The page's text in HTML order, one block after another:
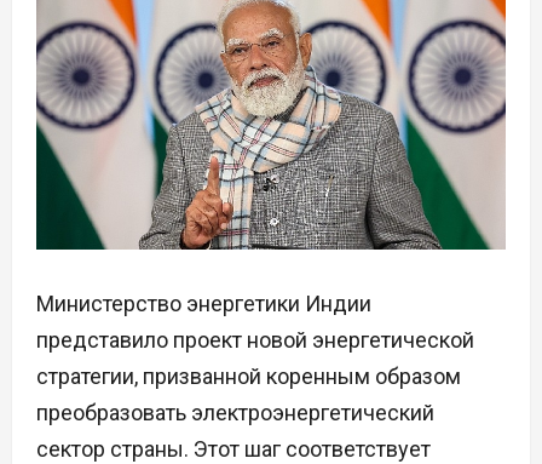
Министерство энергетики Индии
представило проект новой энергетической
стратегии, призванной коренным образом
преобразовать электроэнергетический
сектор страны. Этот шаг соответствует